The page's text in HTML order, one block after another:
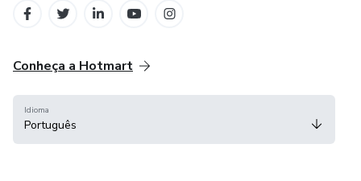
Conheça a Hotmart
Idioma
Português